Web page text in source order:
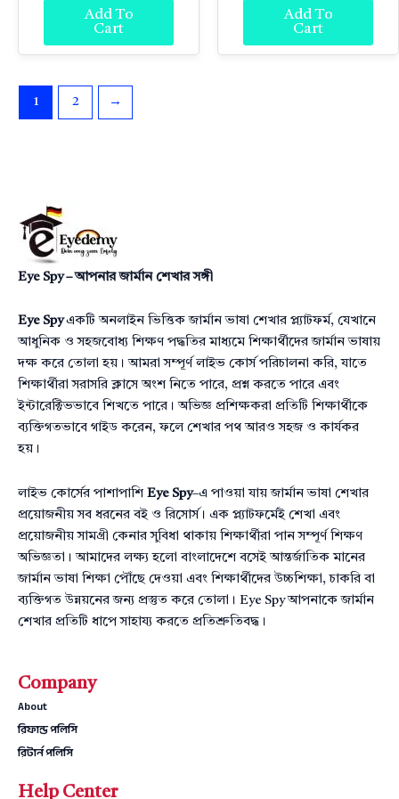
Add To
Cart
Add To
Cart
1 2 →
Eye Spy – আপনার জার্মান শেখার সঙ্গী
Eye Spyএকটি অনলাইন ভিত্তিক জার্মান ভাষা শেখার প্ল্যাটফর্ম, যেখানে
আধুনিক ও সহজবোধ্য শিক্ষণ পদ্ধতির মাধ্যমে শিক্ষার্থীদের জার্মান ভাষায়
দক্ষ করে তোলা হয়। আমরা সম্পূর্ণ লাইভ কোর্স পরিচালনা করি, যাতে
শিক্ষার্থীরা সরাসরি ক্লাসে অংশ নিতে পারে, প্রশ্ন করতে পারে এবং
ইন্টারেক্টিভভাবে শিখতে পারে। অভিজ্ঞ প্রশিক্ষকরা প্রতিটি শিক্ষার্থীকে
ব্যক্তিগতভাবে গাইড করেন, ফলে শেখার পথ আরও সহজ ও কার্যকর
হয়।
লাইভ কোর্সের পাশাপাশি Eye Spy–এ পাওয়া যায় জার্মান ভাষা শেখার
প্রয়োজনীয় সব ধরনের বই ও রিসোর্স। এক প্ল্যাটফর্মেই শেখা এবং
প্রয়োজনীয় সামগ্রী কেনার সুবিধা থাকায় শিক্ষার্থীরা পান সম্পূর্ণ শিক্ষণ
অভিজ্ঞতা। আমাদের লক্ষ্য হলো বাংলাদেশে বসেই আন্তর্জাতিক মানের
জার্মান ভাষা শিক্ষা পৌঁছে দেওয়া এবং শিক্ষার্থীদের উচ্চশিক্ষা, চাকরি বা
ব্যক্তিগত উন্নয়নের জন্য প্রস্তুত করে তোলা। Eye Spy আপনাকে জার্মান
শেখার প্রতিটি ধাপে সাহায্য করতে প্রতিশ্রুতিবদ্ধ।
Company
About
রিফান্ড পলিসি
রিটার্ন পলিসি
Help Center